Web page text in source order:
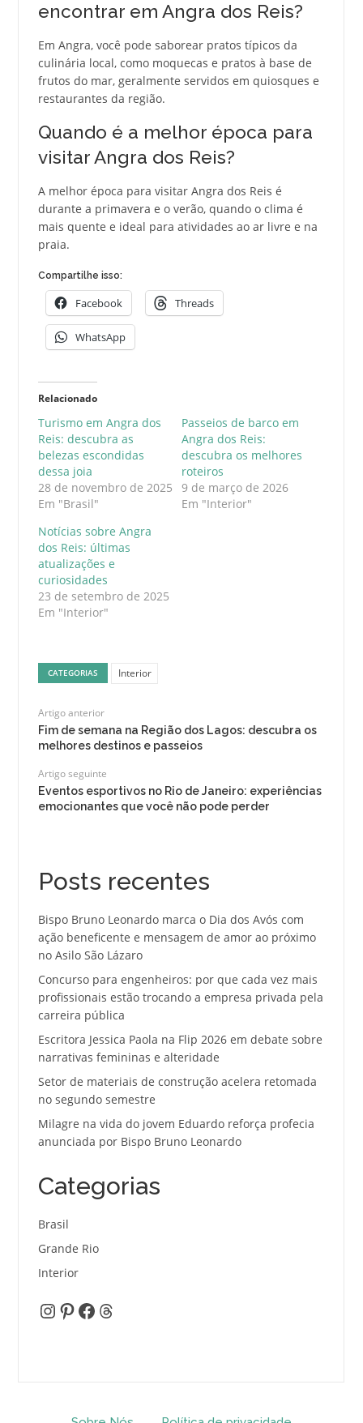
encontrar em Angra dos Reis?
Em Angra, você pode saborear pratos típicos da
culinária local, como moquecas e pratos à base de
frutos do mar, geralmente servidos em quiosques e
restaurantes da região.
Quando é a melhor época para
visitar Angra dos Reis?
A melhor época para visitar Angra dos Reis é
durante a primavera e o verão, quando o clima é
mais quente e ideal para atividades ao ar livre e na
praia.
Compartilhe isso:
Facebook Threads
WhatsApp
Relacionado
Turismo em Angra dos
Reis: descubra as
belezas escondidas
dessa joia
28 de novembro de 2025
Em "Brasil"
Passeios de barco em
Angra dos Reis:
descubra os melhores
roteiros
9 de março de 2026
Em "Interior"
Notícias sobre Angra
dos Reis: últimas
atualizações e
curiosidades
23 de setembro de 2025
Em "Interior"
CATEGORIAS Interior
Artigo anterior
Fim de semana na Região dos Lagos: descubra os
melhores destinos e passeios
Artigo seguinte
Eventos esportivos no Rio de Janeiro: experiências
emocionantes que você não pode perder
Posts recentes
Bispo Bruno Leonardo marca o Dia dos Avós com
ação beneficente e mensagem de amor ao próximo
no Asilo São Lázaro
Concurso para engenheiros: por que cada vez mais
profissionais estão trocando a empresa privada pela
carreira pública
Escritora Jessica Paola na Flip 2026 em debate sobre
narrativas femininas e alteridade
Setor de materiais de construção acelera retomada
no segundo semestre
Milagre na vida do jovem Eduardo reforça profecia
anunciada por Bispo Bruno Leonardo
Categorias
Brasil
Grande Rio
Interior
Instagram
Pinterest
Facebook
Threads